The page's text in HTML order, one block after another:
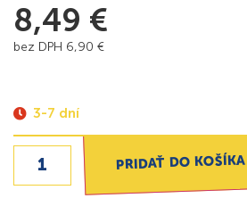
8,49 €
bez DPH 6,90 €
3-7 dní
PRIDAŤ DO KOŠÍKA